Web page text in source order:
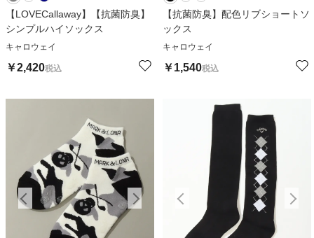
【LOVECallaway】【抗菌防臭】
シンプルハイソックス
キャロウェイ
￥2,420税込
【抗菌防臭】配色リブショートソ
ックス
キャロウェイ
￥1,540税込